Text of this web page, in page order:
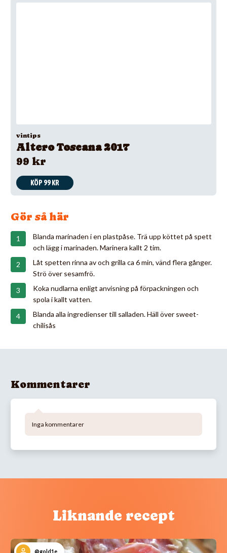
vintips
Altero Toscana 2017
99 kr
KÖP 99 KR
Gör så här
Blanda marinaden i en plastpåse. Trä upp köttet på spett
och lägg i marinaden. Marinera kallt 2 tim.
Låt spetten rinna av och grilla ca 6 min, vänd flera gånger.
Strö över sesamfrö.
Koka nudlarna enligt anvisning på förpackningen och
spola i kallt vatten.
Blanda alla ingredienser till salladen. Häll över sweet-
chilisås
Kommentarer
Inga kommentarer
Liknande recept
@gold1e